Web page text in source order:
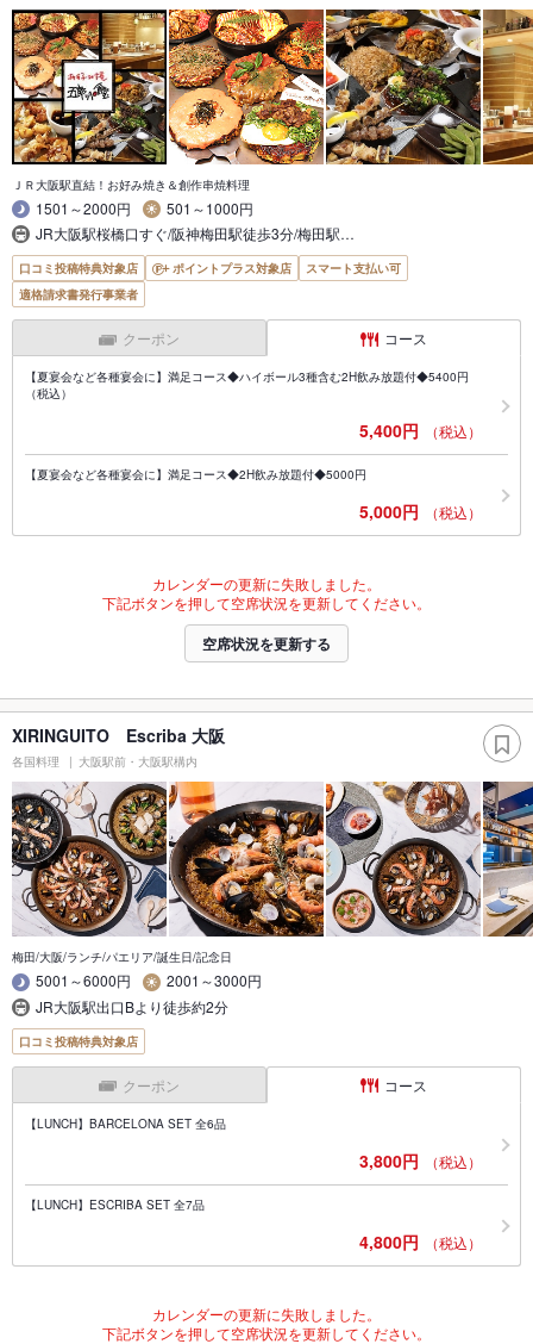
ＪＲ大阪駅直結！お好み焼き＆創作串焼料理
1501～2000円
501～1000円
JR大阪駅桜橋口すぐ/阪神梅田駅徒歩3分/梅田駅…
口コミ投稿特典対象店 ポイントプラス対象店
スマート支払い可
適格請求書発行事業者
クーポン コース
【夏宴会など各種宴会に】満足コース◆ハイボール3種含む2H飲み放題付◆5400円
（税込）
5,400円 （税込）
【夏宴会など各種宴会に】満足コース◆2H飲み放題付◆5000円
5,000円 （税込）
カレンダーの更新に失敗しました。
下記ボタンを押して空席状況を更新してください。
空席状況を更新する
XIRINGUITO Escriba 大阪
各国料理 大阪駅前・大阪駅構内
梅田/大阪/ランチ/パエリア/誕生日/記念日
5001～6000円
2001～3000円
JR大阪駅出口Bより徒歩約2分
口コミ投稿特典対象店
クーポン コース
【LUNCH】BARCELONA SET 全6品
3,800円 （税込）
【LUNCH】ESCRIBA SET 全7品
4,800円 （税込）
カレンダーの更新に失敗しました。
下記ボタンを押して空席状況を更新してください。